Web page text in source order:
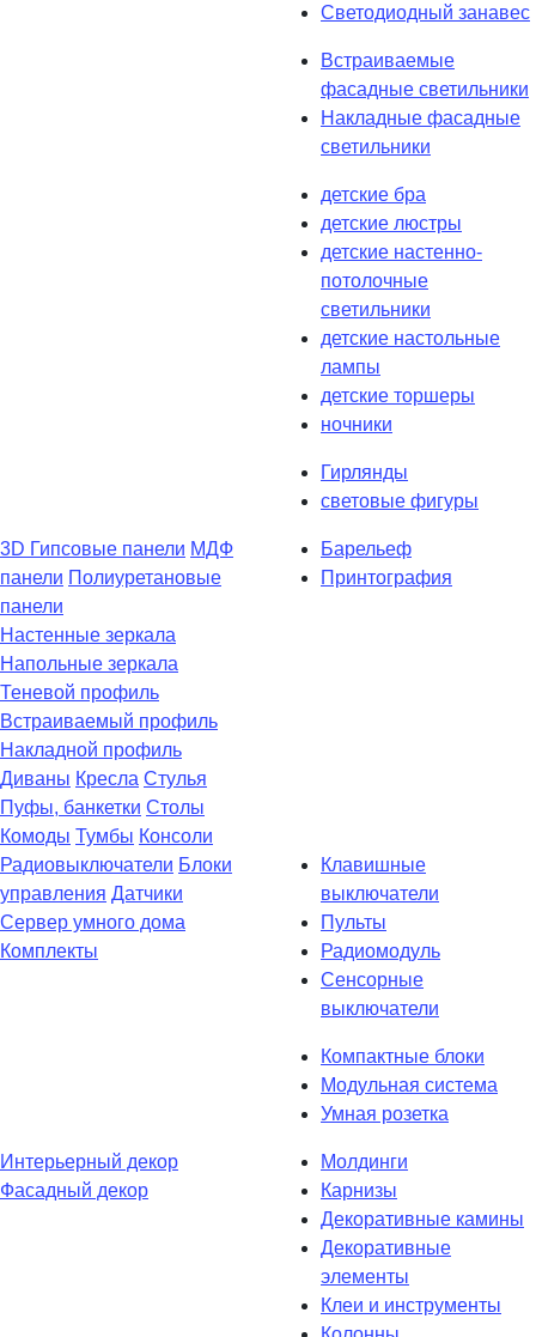
Светодиодный занавес
Встраиваемые
фасадные светильники
Накладные фасадные
светильники
детские бра
детские люстры
детские настенно-
потолочные
светильники
детские настольные
лампы
детские торшеры
ночники
Гирлянды
световые фигуры
3D Гипсовые панели МДФ
панели Полиуретановые
панели
Барельеф
Принтография
Настенные зеркала
Напольные зеркала
Теневой профиль
Встраиваемый профиль
Накладной профиль
Диваны Кресла Стулья
Пуфы, банкетки Столы
Комоды Тумбы Консоли
Радиовыключатели Блоки
управления Датчики
Сервер умного дома
Комплекты
Клавишные
выключатели
Пульты
Радиомодуль
Сенсорные
выключатели
Компактные блоки
Модульная система
Умная розетка
Интерьерный декор
Фасадный декор
Молдинги
Карнизы
Декоративные камины
Декоративные
элементы
Клеи и инструменты